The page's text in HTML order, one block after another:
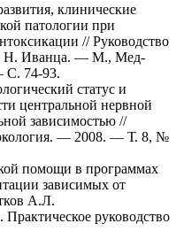
клинические
патологии при
// Руководство
Н. Иванца. — М., Мед-
С. 74-93.
статус и
центральной нервной
зависимостью //
— 2008. — Т. 8, №
помощи в программах
зависимых от
А.Л.
руководство